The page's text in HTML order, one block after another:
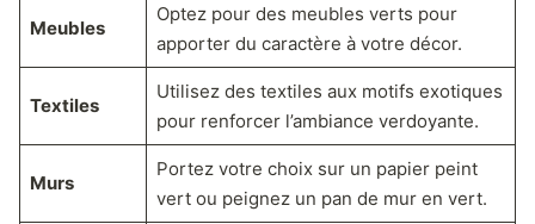
Meubles
Optez pour des meubles verts pour
apporter du caractère à votre décor.
Textiles
Utilisez des textiles aux motifs exotiques
pour renforcer l’ambiance verdoyante.
Murs
Portez votre choix sur un papier peint
vert ou peignez un pan de mur en vert.